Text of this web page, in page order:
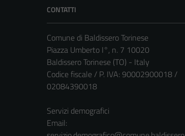
CONTATTI
Comune di Baldissero Torinese
Piazza Umberto I°, n. 7 10020
Baldissero Torinese (TO) - Italy
Codice fiscale / P. IVA: 90002900018 /
02084390018
Servizi demografici
Email: